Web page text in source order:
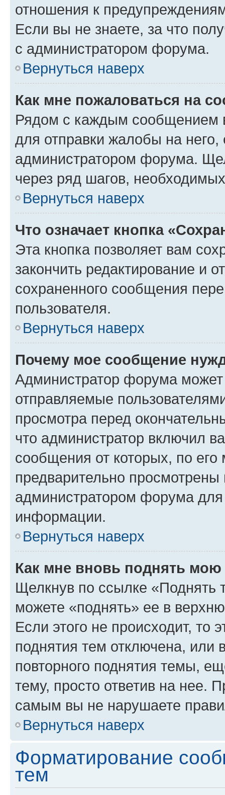
отношения к
Если вы не знаете, за что
с администратором форума.
Вернуться наверх
Как мне пожаловаться на
Рядом с каждым сообщением
для отправки жалобы на
администратором форума.
через ряд шагов,
Вернуться наверх
Что означает кнопка
Эта кнопка позволяет вам
закончить редактирование и
сохраненного сообщения
пользователя.
Вернуться наверх
Почему мое сообщение
Администратор форума
отправляемые
просмотра перед
что администратор включил
сообщения от которых, по
предварительно
администратором форума
информации.
Вернуться наверх
Как мне вновь поднять мою
Щелкнув по ссылке «Поднять
можете «поднять» ее в
Если этого не происходит, то
поднятия тем отключена, или
повторного поднятия темы,
тему, просто ответив на нее.
самым вы не нарушаете
Вернуться наверх
Форматирование
тем